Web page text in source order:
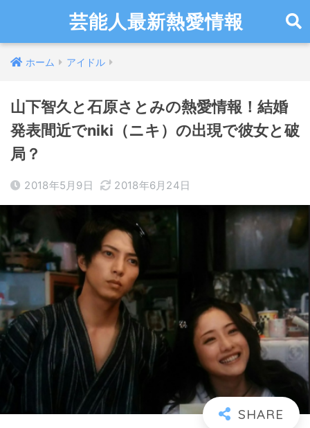
芸能人最新熱愛情報
ホーム アイドル
山下智久と石原さとみの熱愛情報！結婚
発表間近でniki（ニキ）の出現で彼女と破
局？
2018年5月9日 2018年6月24日